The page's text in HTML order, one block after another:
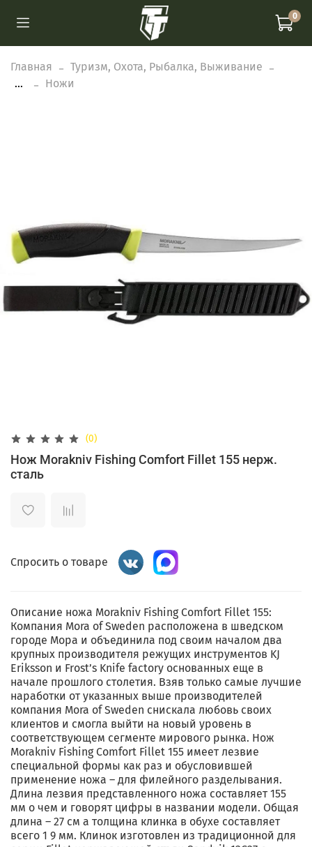
0
Главная
Туризм, Охота, Рыбалка, Выживание
...
Ножи
(0)
Нож Morakniv Fishing Comfort Fillet 155 нерж.
сталь
Спросить о товаре
Описание ножа Morakniv Fishing Comfort Fillet 155:
Компания Mora of Sweden расположена в шведском
городе Мора и объединила под своим началом два
крупных производителя режущих инструментов KJ
Eriksson и Frost’s Knife factory основанных еще в
начале прошлого столетия. Взяв только самые лучшие
наработки от указанных выше производителей
компания Mora of Sweden снискала любовь своих
клиентов и смогла выйти на новый уровень в
соответствующем сегменте мирового рынка. Нож
Morakniv Fishing Comfort Fillet 155 имеет лезвие
специальной формы как раз и обусловившей
применение ножа – для филейного разделывания.
Длина лезвия представленного ножа составляет 155
мм о чем и говорят цифры в названии модели. Общая
длина – 27 см а толщина клинка в обухе составляет
всего 1 9 мм. Клинок изготовлен из традиционной для